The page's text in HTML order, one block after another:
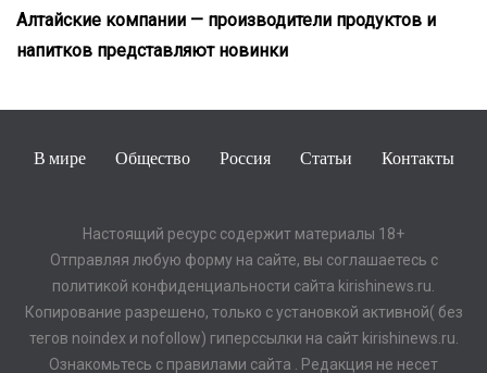
Алтайские компании — производители продуктов и
напитков представляют новинки
В мире Общество Россия Статьи Контакты
Настоящий ресурс содержит материалы 18+
Отправляя любую форму на сайте, вы соглашаетесь с
политикой конфиденциальности сайта kirishinews.ru.
Копирование разрешено, только с установкой активной( без
тегов noindex и nofollow) гиперссылки на сайт kirishinews.ru.
Ознакомьтесь с правилами сайта . Редакция не несет